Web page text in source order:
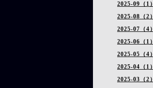
2025-09（1）
2025-08（2）
2025-07（4）
2025-06（1）
2025-05（4）
2025-04（1）
2025-03（2）